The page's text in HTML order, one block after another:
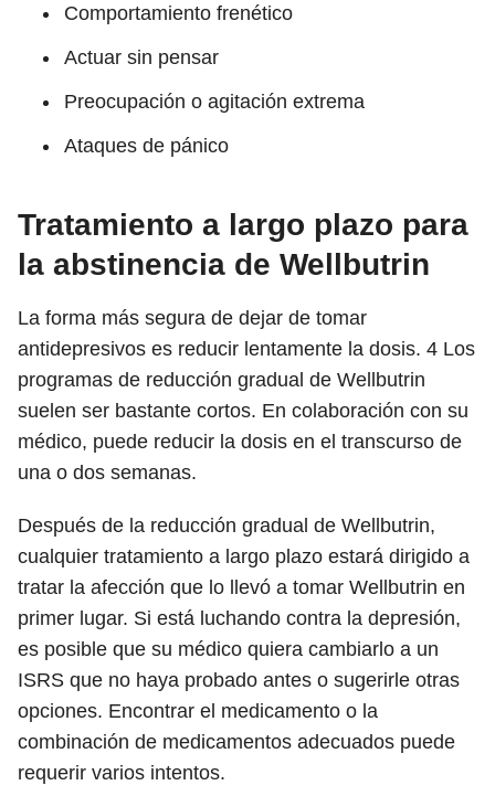
Comportamiento frenético
Actuar sin pensar
Preocupación o agitación extrema
Ataques de pánico
Tratamiento a largo plazo para
la abstinencia de Wellbutrin
La forma más segura de dejar de tomar
antidepresivos es reducir lentamente la dosis. 4 Los
programas de reducción gradual de Wellbutrin
suelen ser bastante cortos. En colaboración con su
médico, puede reducir la dosis en el transcurso de
una o dos semanas.
Después de la reducción gradual de Wellbutrin,
cualquier tratamiento a largo plazo estará dirigido a
tratar la afección que lo llevó a tomar Wellbutrin en
primer lugar. Si está luchando contra la depresión,
es posible que su médico quiera cambiarlo a un
ISRS que no haya probado antes o sugerirle otras
opciones. Encontrar el medicamento o la
combinación de medicamentos adecuados puede
requerir varios intentos.